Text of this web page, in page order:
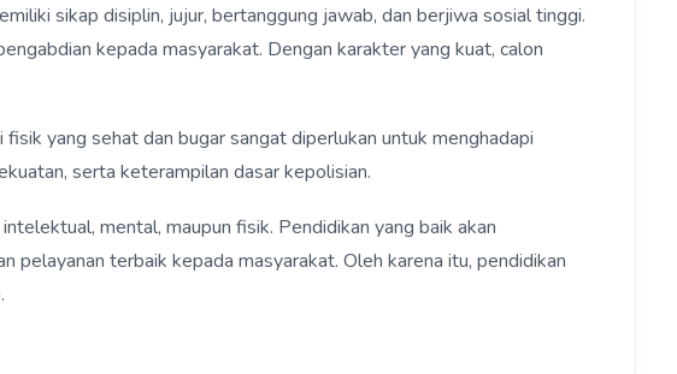
sikap disiplin, jujur, bertanggung jawab, dan berjiwa sosial tinggi.
kepada masyarakat. Dengan karakter yang kuat, calon
yang sehat dan bugar sangat diperlukan untuk menghadapi
serta keterampilan dasar kepolisian.
mental, maupun fisik. Pendidikan yang baik akan
pelayanan terbaik kepada masyarakat. Oleh karena itu, pendidikan